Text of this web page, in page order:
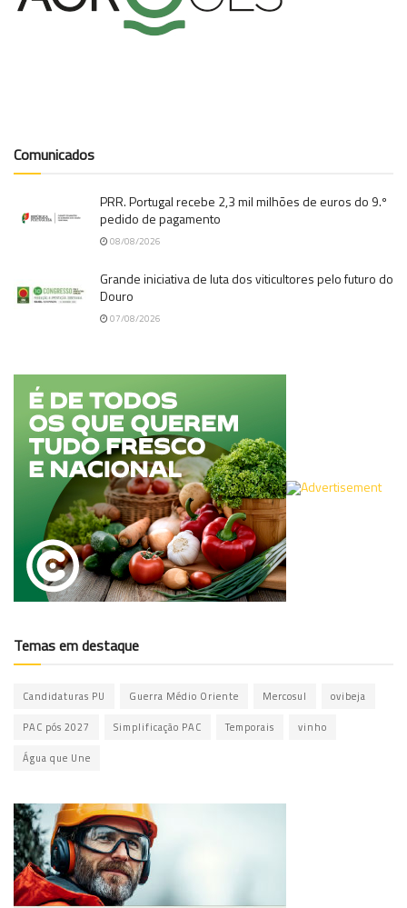
Comunicados
PRR. Portugal recebe 2,3 mil milhões de euros do 9.º
pedido de pagamento
08/08/2026
Grande iniciativa de luta dos viticultores pelo futuro do
Douro
07/08/2026
Temas em destaque
Candidaturas PU Guerra Médio Oriente Mercosul ovibeja
PAC pós 2027 Simplificação PAC Temporais vinho
Água que Une